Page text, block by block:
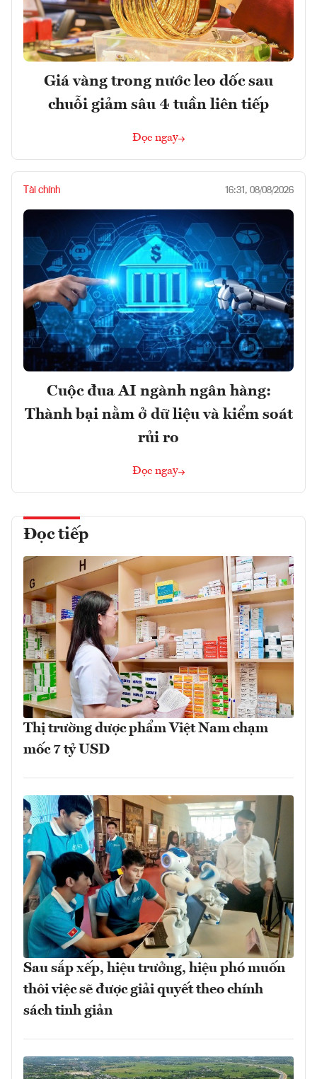
Giá vàng trong nước leo dốc sau
chuỗi giảm sâu 4 tuần liên tiếp
Đọc ngay
Tài chính 16:31, 08/08/2026
Cuộc đua AI ngành ngân hàng:
Thành bại nằm ở dữ liệu và kiểm soát
rủi ro
Đọc ngay
Đọc tiếp
Thị trường dược phẩm Việt Nam chạm
mốc 7 tỷ USD
Sau sắp xếp, hiệu trưởng, hiệu phó muốn
thôi việc sẽ được giải quyết theo chính
sách tinh giản